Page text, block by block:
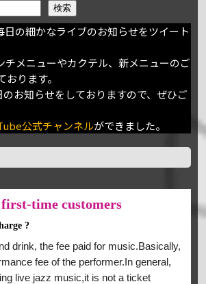
検索
日の細かなライブのお知らせをツイート
チメニューやカクテル、新メニューのご
ります。
のお知らせをしておりますので、ぜひご
公式チャンネルができました。
first-time customers
?
drink, the fee paid for music.Basically,
fee of the performer.In general,
live jazz music,it is not a ticket